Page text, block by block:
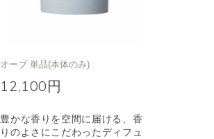
オーブ 単品(本体のみ)
12,100円
豊かな香りを空間に届ける、香
りのよさにこだわったディフュ